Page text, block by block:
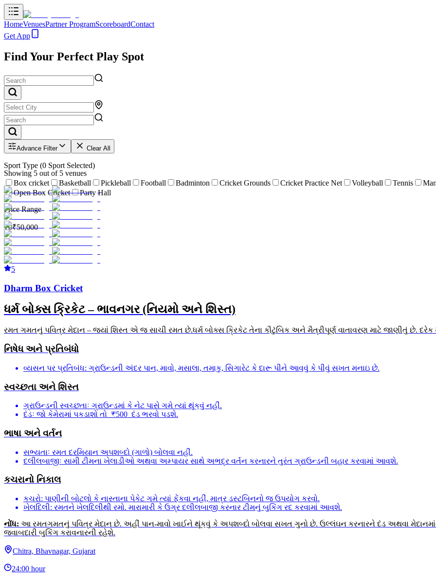
HomeVenuesPartner ProgramScoreboardContact
Get App
Find Your Perfect Play Spot
Advance Filter Clear All
Sport Type (0 Sport Selected)
Box cricket Basketball Pickleball Football Badminton Cricket Grounds Cricket Practice Net Volleyball Tennis
Open Box Cricket
Party Hall
Price Range
₹0₹50,000
Showing 5 out of 5 venues
5
Dharm Box Cricket
ધર્મ બોક્સ ક્રિકેટ – ભાવનગર (નિયમો અને શિસ્ત)
રમત ગમતનું પવિત્ર મેદાન – જ્યાં શિસ્ત એ જ સાચી રમત છે.ધર્મ બોક્સ ક્રિકેટ તેના કૌટુંબિક અને મૈત્રીપૂર્ણ વાતાવરણ માટે જાણીતું છે.
નિષેધ અને પ્રતિબંધો
વ્યસન પર પ્રતિબંધ: ગ્રાઉન્ડની અંદર પાન, માવો, મસાલા, તમાકુ, સિગારેટ કે દારૂ પીને આવવું કે પીવું સખત મનાઇ છે.
સ્વચ્છતા અને શિસ્ત
ગ્રાઉન્ડની સ્વચ્છતાઃ ગ્રાઉન્ડમાં કે નેટ પાસે ગમે ત્યાં થૂંકવું નહીં.
દંડઃ જો કેમેરામાં પકડાશો તો ₹500 દંડ ભરવો પડશે.
ભાષા અને વર્તન
સભ્યતાઃ રમત દરમિયાન અપશબ્દો (ગાળો) બોલવા નહીં.
દલીલબાજીઃ સામી ટીમના ખેલાડીઓ અથવા અમ્પાયર સાથે અભદ્ર વર્તન કરનારને તુરંત ગ્રાઉન્ડની બહાર કરવામાં આવશે.
કચરાનો નિકાલ
કચરો: પાણીની બોટલો કે નાસ્તાના પેકેટ ગમે ત્યાં ફેંકવા નહીં, માત્ર ડસ્ટબિનનો જ ઉપયોગ કરવો.
ખેલદિલી: રમતને ખેલદિલીથી રમો. મારામારી કે ઉગ્ર દલીલબાજી કરનાર ટીમનું બુકિંગ રદ કરવામાં આવશે.
નોંધ: આ રમતગમતનું પવિત્ર મેદાન છે. અહીં પાન-માવો ખાઈને થૂંકવું કે અપશબ્દો બોલવા સખત ગુનો છે. ઉલ્લંઘન કરનારને દંડ અથવા
જવાબદારી બુકિંગ કરાવનારની રહેશે.
Chitra, Bhavnagar, Gujarat
24:00 hour